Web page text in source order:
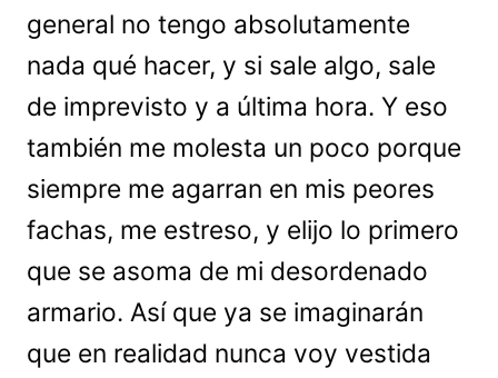
general no tengo absolutamente
nada qué hacer, y si sale algo, sale
de imprevisto y a última hora. Y eso
también me molesta un poco porque
siempre me agarran en mis peores
fachas, me estreso, y elijo lo primero
que se asoma de mi desordenado
armario. Así que ya se imaginarán
que en realidad nunca voy vestida